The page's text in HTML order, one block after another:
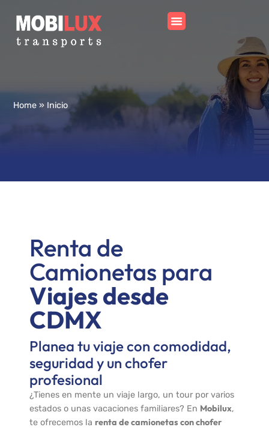
Home » Inicio
Renta de
Camionetas para
Viajes desde
CDMX
Planea tu viaje con comodidad,
seguridad y un chofer
profesional
¿Tienes en mente un viaje largo, un tour por varios
estados o unas vacaciones familiares? En Mobilux,
te ofrecemos larenta de camionetas con chofer